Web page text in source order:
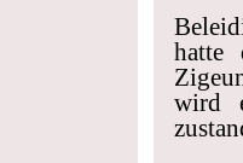
hatte
wird